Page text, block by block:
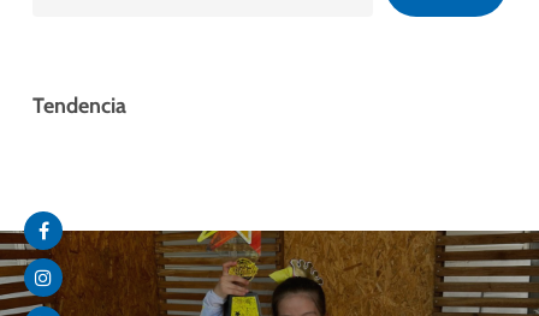
Tendencia